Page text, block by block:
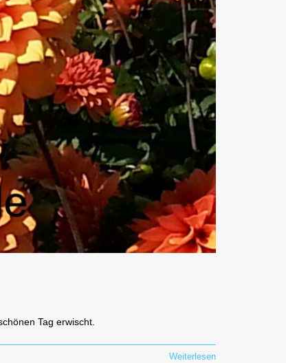
Tag erwischt.
Weiterlesen